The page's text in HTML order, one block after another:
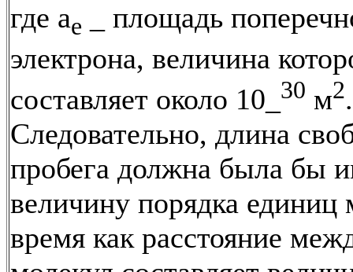
где ае
_ площадь
электрона, величина
составляет около 10_ 30 м2.
Следовательно, длина
пробега должна была бы
величину порядка единиц
время как расстояние